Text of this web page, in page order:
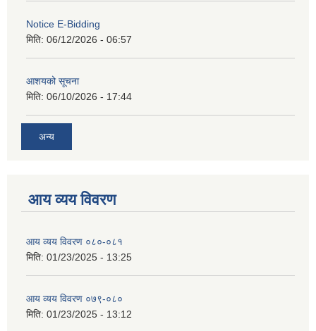
Notice E-Bidding
मिति: 06/12/2026 - 06:57
आशयको सूचना
मिति: 06/10/2026 - 17:44
अन्य
आय व्यय विवरण
आय व्यय विवरण ०८०-०८१
मिति: 01/23/2025 - 13:25
आय व्यय विवरण ०७९-०८०
मिति: 01/23/2025 - 13:12